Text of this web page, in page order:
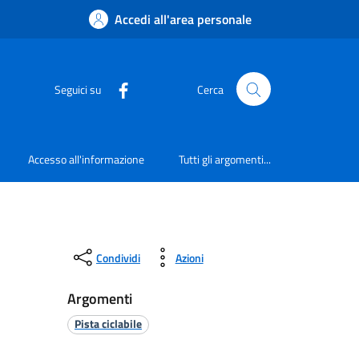
Accedi all'area personale
Seguici su Cerca
Accesso all'informazione Tutti gli argomenti...
Condividi Azioni
Argomenti
Pista ciclabile